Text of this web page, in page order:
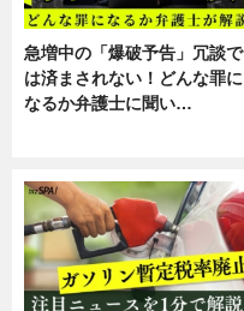
急増中の「爆破予告」冗談で
は済まされない！どんな罪に
なるか弁護士に聞い…